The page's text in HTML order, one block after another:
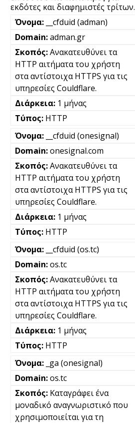
εκδότες και διαφημιστές τρίτων.
__cfduid (adman)
adman.gr
Ανακατευθύνει τα
HTTP αιτήματα του χρήστη
στα αντίστοιχα HTTPS για τις
υπηρεσίες Couldflare.
1 μήνας
HTTP
__cfduid (onesignal)
onesignal.com
Ανακατευθύνει τα
HTTP αιτήματα του χρήστη
στα αντίστοιχα HTTPS για τις
υπηρεσίες Couldflare.
1 μήνας
HTTP
__cfduid (os.tc)
os.tc
Ανακατευθύνει τα
HTTP αιτήματα του χρήστη
στα αντίστοιχα HTTPS για τις
υπηρεσίες Couldflare.
1 μήνας
HTTP
_ga (onesignal)
os.tc
Καταγράφει ένα
μοναδικό αναγνωριστικό που
χρησιμοποιείται για τη